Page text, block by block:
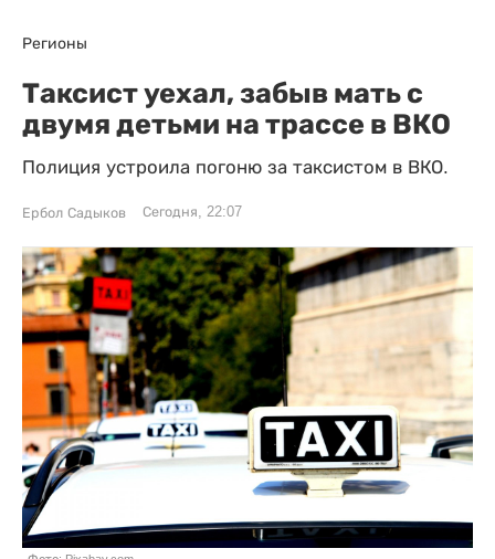
Регионы
Таксист уехал, забыв мать с
двумя детьми на трассе в ВКО
Полиция устроила погоню за таксистом в ВКО.
Ербол Садыков Сегодня, 22:07